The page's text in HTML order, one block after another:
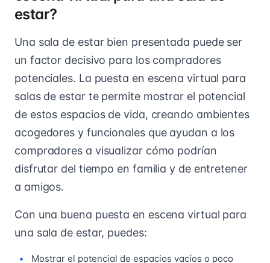
estar?
Una sala de estar bien presentada puede ser
un factor decisivo para los compradores
potenciales. La puesta en escena virtual para
salas de estar te permite mostrar el potencial
de estos espacios de vida, creando ambientes
acogedores y funcionales que ayudan a los
compradores a visualizar cómo podrían
disfrutar del tiempo en familia y de entretener
a amigos.
Con una buena puesta en escena virtual para
una sala de estar, puedes:
Mostrar el potencial de espacios vacíos o poco